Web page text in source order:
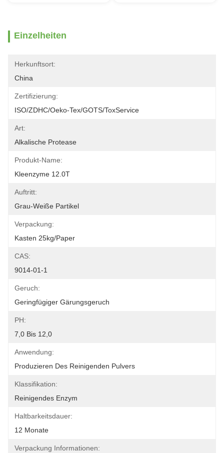
Einzelheiten
Herkunftsort:
China
Zertifizierung:
ISO/ZDHC/Oeko-Tex/GOTS/ToxService
Art:
Alkalische Protease
Produkt-Name:
Kleenzyme 12.0T
Auftritt:
Grau-Weiße Partikel
Verpackung:
Kasten 25kg/paper
CAS:
9014-01-1
Geruch:
Geringfügiger Gärungsgeruch
PH:
7,0 Bis 12,0
Anwendung:
Produzieren Des Reinigenden Pulvers
Klassifikation:
Reinigendes Enzym
Haltbarkeitsdauer:
12 Monate
Verpackung Informationen: